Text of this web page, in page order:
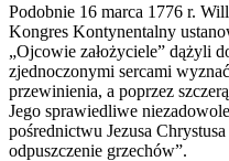
Podobnie 16 marca 1776 r.
Kongres Kontynentalny
„Ojcowie założyciele” dążyli
zjednoczonymi sercami
przewinienia, a poprzez
Jego sprawiedliwe
pośrednictwu Jezusa
odpuszczenie grzechów”.